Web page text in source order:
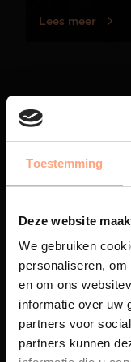
Toestemming
Deze website
We gebruiken
personaliseren,
en om ons
informatie over uw
partners voor
partners kunnen
Lees meer
Een
beleving,